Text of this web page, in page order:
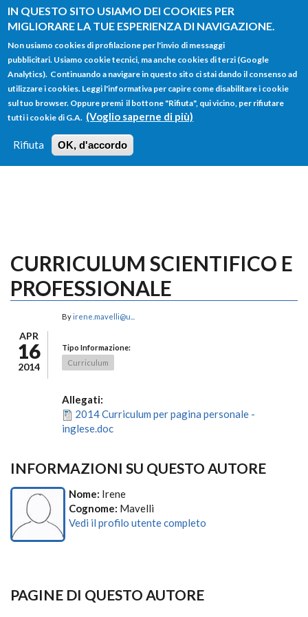
IN QUESTO SITO USIAMO DEI COOKIES PER
MIGLIORARE LA TUE ESPERIENZA DI NAVIGAZIONE.
Non usiamo cookies di profilazione per l'invio di messaggi
pubblicitari. Usiamo cookie tecnici, ma anche cookies di terzi (Google
Analytics). Continuando a navigare in questo sito ci stai dando il consenso ad
utilizzare i cookies. Leggi l'informativa per capire come disabilitare i cookie
sul tuo browser. Oppure premi il bottone "Rifiuta", qui vicino, per rifiutare
tutti i cookie di G.A. (Voglio saperne di più)
Rifiuta OK, d'accordo
Salta al contenuto principale
FORM
DI
RICERCA
Main menu
HOME TUTTI I PROFILI
LOGIN
CURRICULUM SCIENTIFICO E
PROFESSIONALE
APR
16
2014
Byirene.mavelli@u...
Tipo Informazione:
Curriculum
Allegati:
2014 Curriculum per pagina personale -
inglese.doc
INFORMAZIONI SU QUESTO AUTORE
Nome: Irene
Cognome: Mavelli
Vedi il profilo utente completo
PAGINE DI QUESTO AUTORE